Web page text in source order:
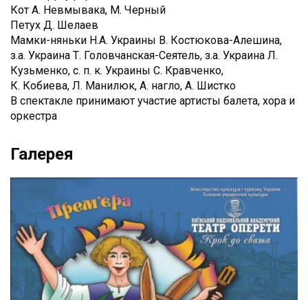
Кот А. Невмывака, М. Черный
Петух Д. Шелаев
Мамки-няньки Н.А. Украины В. Костюкова-Алешина,
з.а. Украина Т. Головчанская-Сеятель, з.а. Украина Л.
Кузьменко, с. п. к. Украины С. Кравченко,
К. Кобиева, Л. Манилюк, А. нагло, А. Шистко
В спектакле принимают участие артисты балета, хора и
оркестра
Галерея